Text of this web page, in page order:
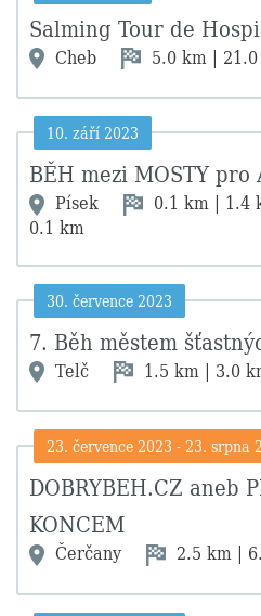
Salming Tour de
Cheb 5.0 km |
10. září 2023
BĚH mezi MOSTY pro
Písek
0.1 km | 1.4
0.1 km
30. července 2023
7. Běh městem
Telč 1.5 km | 3.0
23. července 2023 - 23. srpna
DOBRYBEH.CZ aneb
KONCEM
Čerčany 2.5 km |